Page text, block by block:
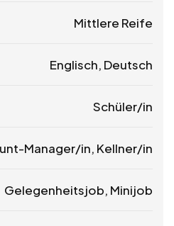
Mittlere Reife
Englisch, Deutsch
Schüler/in
Manager/in, Kellner/in
Gelegenheitsjob, Minijob